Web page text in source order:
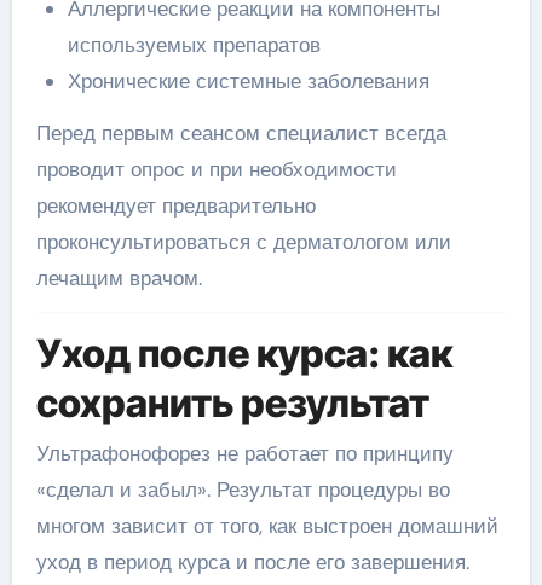
Аллергические реакции на компоненты
используемых препаратов
Хронические системные заболевания
Перед первым сеансом специалист всегда
проводит опрос и при необходимости
рекомендует предварительно
проконсультироваться с дерматологом или
лечащим врачом.
Уход после курса: как
сохранить результат
Ультрафонофорез не работает по принципу
«сделал и забыл». Результат процедуры во
многом зависит от того, как выстроен домашний
уход в период курса и после его завершения.